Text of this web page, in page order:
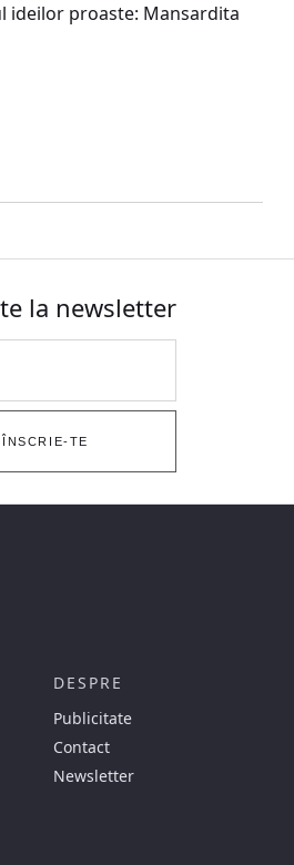
ideilor proaste: Mansardita
la newsletter
ÎNSCRIE-TE
DESPRE
Publicitate
Contact
Newsletter